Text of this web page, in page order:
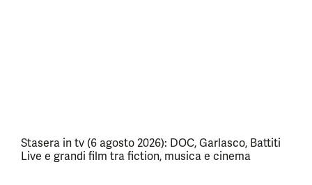
Stasera in tv (6 agosto 2026): DOC, Garlasco, Battiti
Live e grandi film tra fiction, musica e cinema